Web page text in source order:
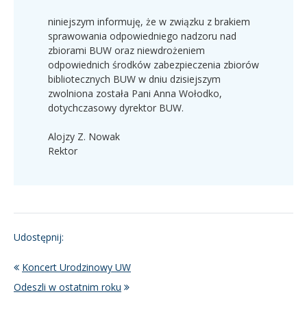
niniejszym informuję, że w związku z brakiem
sprawowania odpowiedniego nadzoru nad
zbiorami BUW oraz niewdrożeniem
odpowiednich środków zabezpieczenia zbiorów
bibliotecznych BUW w dniu dzisiejszym
zwolniona została Pani Anna Wołodko,
dotychczasowy dyrektor BUW.
Alojzy Z. Nowak
Rektor
Udostępnij:
Koncert Urodzinowy UW
Odeszli w ostatnim roku